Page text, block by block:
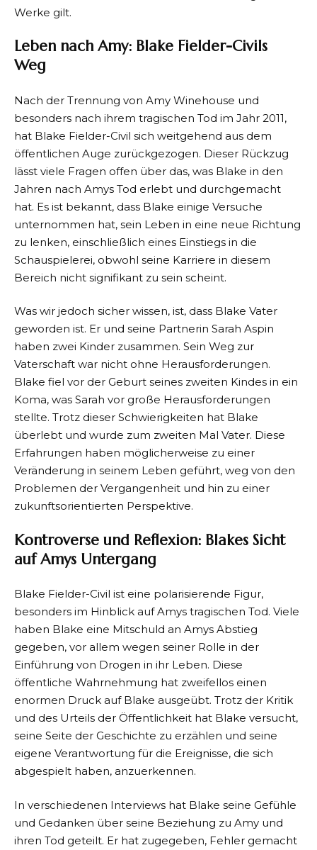
Werke gilt.
Leben nach Amy: Blake Fielder-Civils
Weg
Nach der Trennung von Amy Winehouse und
besonders nach ihrem tragischen Tod im Jahr 2011,
hat Blake Fielder-Civil sich weitgehend aus dem
öffentlichen Auge zurückgezogen. Dieser Rückzug
lässt viele Fragen offen über das, was Blake in den
Jahren nach Amys Tod erlebt und durchgemacht
hat. Es ist bekannt, dass Blake einige Versuche
unternommen hat, sein Leben in eine neue Richtung
zu lenken, einschließlich eines Einstiegs in die
Schauspielerei, obwohl seine Karriere in diesem
Bereich nicht signifikant zu sein scheint.
Was wir jedoch sicher wissen, ist, dass Blake Vater
geworden ist. Er und seine Partnerin Sarah Aspin
haben zwei Kinder zusammen. Sein Weg zur
Vaterschaft war nicht ohne Herausforderungen.
Blake fiel vor der Geburt seines zweiten Kindes in ein
Koma, was Sarah vor große Herausforderungen
stellte. Trotz dieser Schwierigkeiten hat Blake
überlebt und wurde zum zweiten Mal Vater. Diese
Erfahrungen haben möglicherweise zu einer
Veränderung in seinem Leben geführt, weg von den
Problemen der Vergangenheit und hin zu einer
zukunftsorientierten Perspektive.
Kontroverse und Reflexion: Blakes Sicht
auf Amys Untergang
Blake Fielder-Civil ist eine polarisierende Figur,
besonders im Hinblick auf Amys tragischen Tod. Viele
haben Blake eine Mitschuld an Amys Abstieg
gegeben, vor allem wegen seiner Rolle in der
Einführung von Drogen in ihr Leben. Diese
öffentliche Wahrnehmung hat zweifellos einen
enormen Druck auf Blake ausgeübt. Trotz der Kritik
und des Urteils der Öffentlichkeit hat Blake versucht,
seine Seite der Geschichte zu erzählen und seine
eigene Verantwortung für die Ereignisse, die sich
abgespielt haben, anzuerkennen.
In verschiedenen Interviews hat Blake seine Gefühle
und Gedanken über seine Beziehung zu Amy und
ihren Tod geteilt. Er hat zugegeben, Fehler gemacht